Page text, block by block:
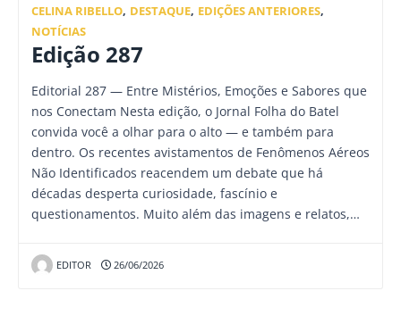
CELINA RIBELLO, DESTAQUE, EDIÇÕES ANTERIORES,
NOTÍCIAS
Edição 287
Editorial 287 — Entre Mistérios, Emoções e Sabores que
nos Conectam Nesta edição, o Jornal Folha do Batel
convida você a olhar para o alto — e também para
dentro. Os recentes avistamentos de Fenômenos Aéreos
Não Identificados reacendem um debate que há
décadas desperta curiosidade, fascínio e
questionamentos. Muito além das imagens e relatos,…
EDITOR 26/06/2026